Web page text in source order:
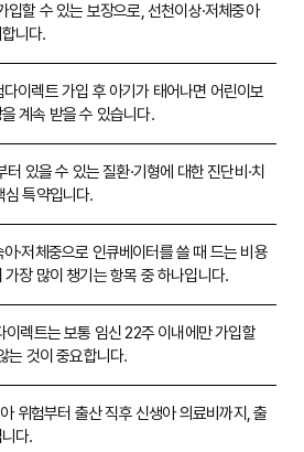
입할 수 있는 보장으로, 선천이상·저체중아
니다.
이렉트 가입 후 아기가 태어나면 어린이보
계속 받을 수 있습니다.
있을 수 있는 질환·기형에 대한 진단비·치
심 특약입니다.
아·저체중으로 인큐베이터를 쓸 때 드는 비용
장 많이 챙기는 항목 중 하나입니다.
렉트는 보통 임신 22주 이내에만 가입할
는 것이 중요합니다.
위험부터 출산 직후 신생아 의료비까지, 출
다.